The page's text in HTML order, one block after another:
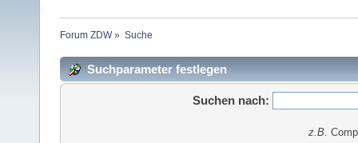
Forum ZDW» Suche
Suchparameter festlegen
Suchen nach:
z.B.